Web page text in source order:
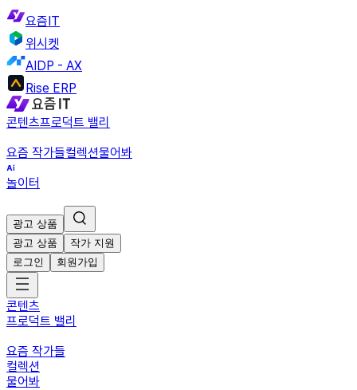
요즘IT
위시켓
AIDP - AX
Rise ERP
콘텐츠프로덕트 밸리
요즘 작가들컬렉션물어봐
놀이터
광고 상품
광고 상품
작가 지원
로그인
회원가입
콘텐츠
프로덕트 밸리
요즘 작가들
컬렉션
물어봐